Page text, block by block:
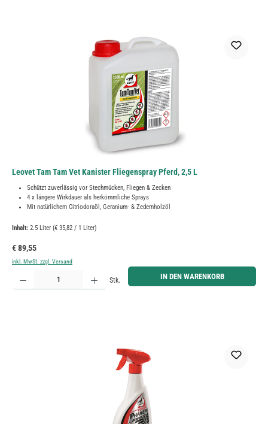
Leovet Tam Tam Vet Kanister Fliegenspray Pferd, 2,5 L
Schützt zuverlässig vor Stechmücken, Fliegen & Zecken
4 x längere Wirkdauer als herkömmliche Sprays
Mit natürlichem Citriodoraöl, Geranium- & Zedernholzöl
Inhalt: 2.5 Liter (€ 35,82 / 1 Liter)
Regulärer Preis:
€ 89,55
inkl. MwSt. zzgl. Versand
Produkt Anzahl: Gib den gewünschten Wert ein oder benutze die Schaltflächen um die Anzahl zu
Stk. IN DEN WARENKORB